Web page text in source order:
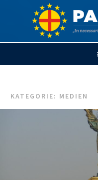
PANEUROPA
KATEGORIE: MEDIEN